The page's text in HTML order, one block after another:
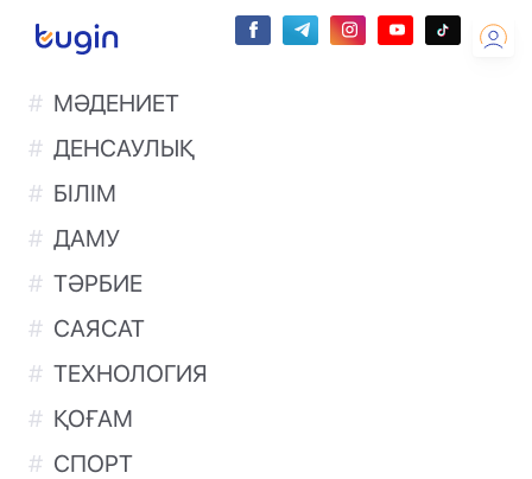
МӘДЕНИЕТ
ДЕНСАУЛЫҚ
БІЛІМ
ДАМУ
ТӘРБИЕ
САЯСАТ
ТЕХНОЛОГИЯ
ҚОҒАМ
СПОРТ